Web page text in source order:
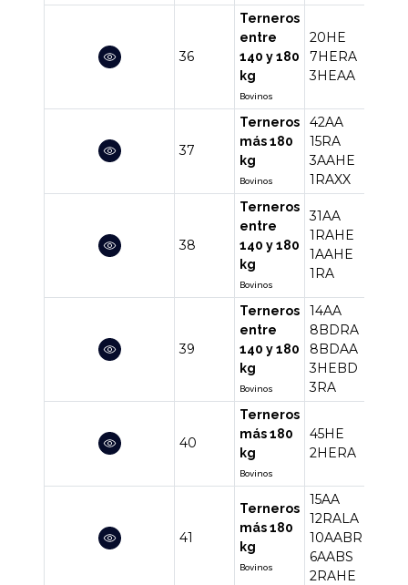
36
Terneros
entre
140 y 180
kg
Bovinos
20HE
7HERA
3HEAA
37
Terneros
más 180
kg
Bovinos
42AA
15RA
3AAHE
1RAXX
38
Terneros
entre
140 y 180
kg
Bovinos
31AA
1RAHE
1AAHE
1RA
39
Terneros
entre
140 y 180
kg
Bovinos
14AA
8BDRA
8BDAA
3HEBD
3RA
40
Terneros
más 180
kg
Bovinos
45HE
2HERA
41
Terneros
más 180
kg
Bovinos
15AA
12RALA
10AABR
6AABS
2RAHE